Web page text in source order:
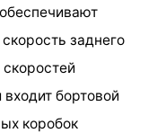
заднего
бортовой
коробок